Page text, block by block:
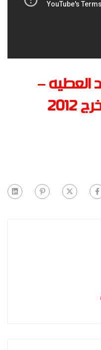
العطيه –